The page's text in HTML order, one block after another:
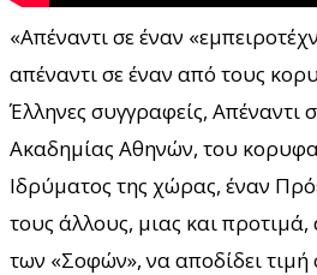
«Απέναντι σε έναν
απέναντι σε έναν από τους
Έλληνες συγγραφείς, Απέναντι
Ακαδημίας Αθηνών, του
Ιδρύματος της χώρας, έναν
τους άλλους, μιας και
των «Σοφών», να αποδίδει τιμή